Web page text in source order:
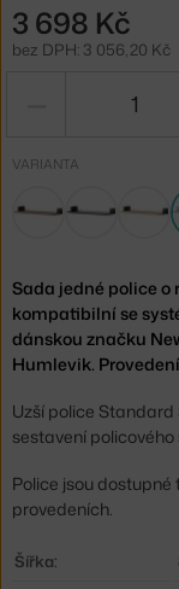
3 698 Kč
bez DPH: 3 056,20 Kč
VARIANTA
Sada jedné police o
kompatibilní se
dánskou značku
Humlevik.
Uzší police
sestavení policového
Police jsou
provedeních.
Šířka: